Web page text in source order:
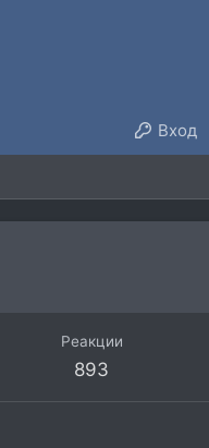
Вход
Реакции
893